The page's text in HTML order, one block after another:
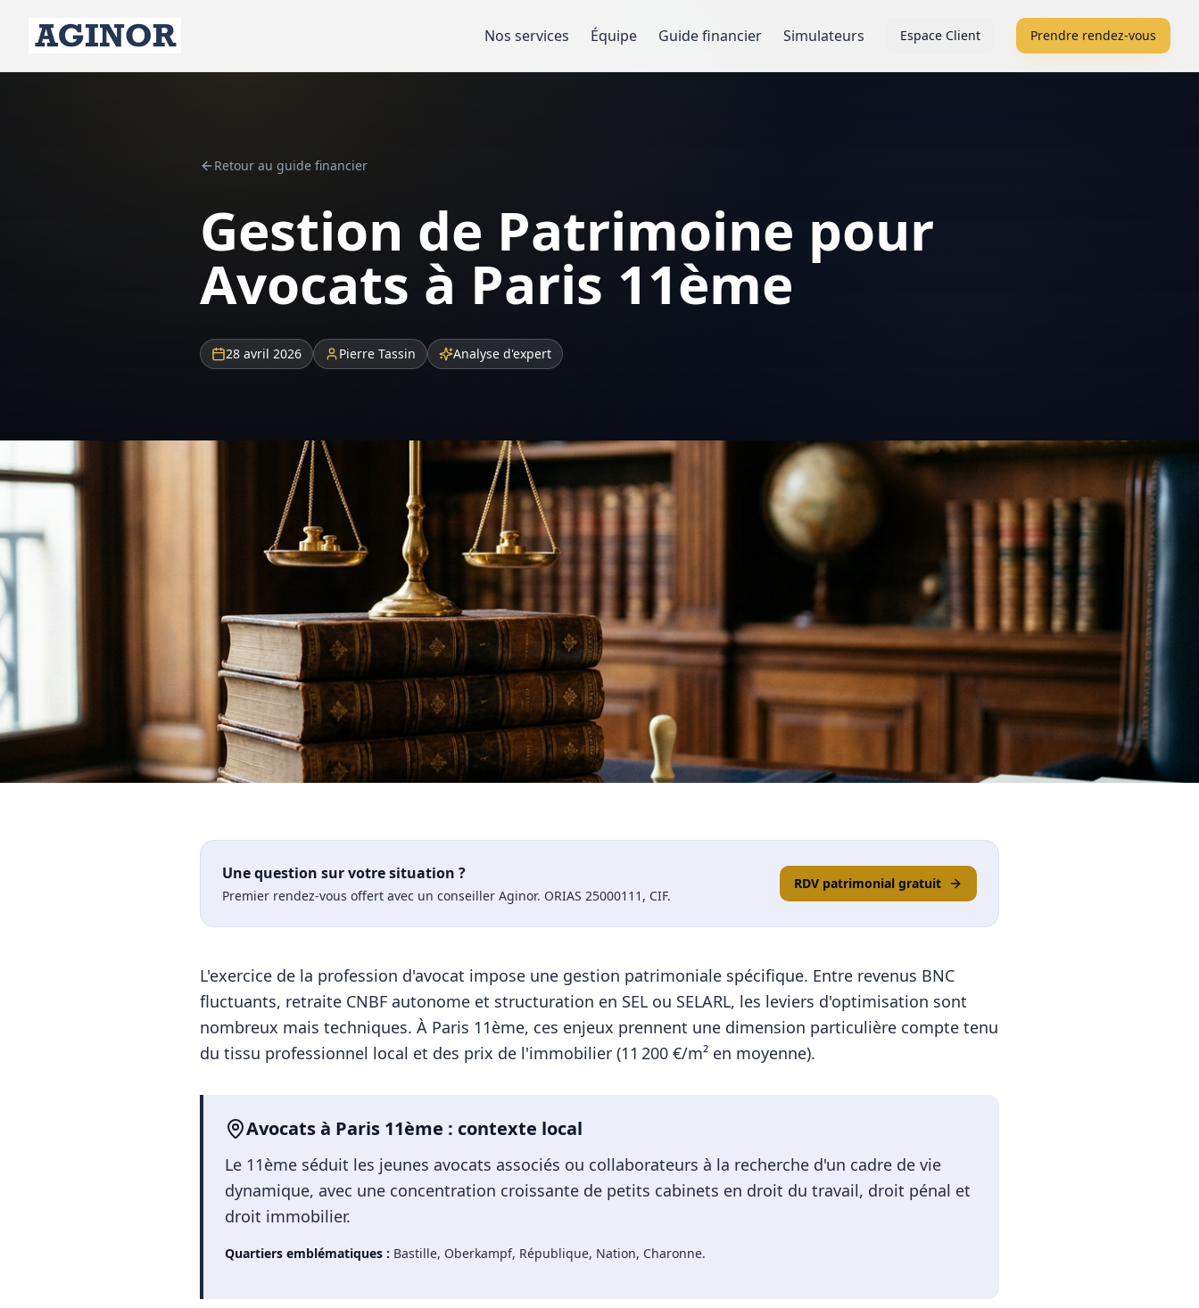
Nos services Équipe Guide financier Simulateurs Espace Client Prendre rendez-vous
Retour au guide financier
Gestion de Patrimoine pour
Avocats à Paris 11ème
28 avril 2026 Pierre Tassin Analyse d'expert
Une question sur votre situation ?
Premier rendez-vous offert avec un conseiller Aginor. ORIAS 25000111, CIF.
RDV patrimonial gratuit
L'exercice de la profession d'avocat impose une gestion patrimoniale spécifique. Entre revenus BNC
fluctuants, retraite CNBF autonome et structuration en SEL ou SELARL, les leviers d'optimisation sont
nombreux mais techniques. À Paris 11ème, ces enjeux prennent une dimension particulière compte tenu
du tissu professionnel local et des prix de l'immobilier (11 200 €/m² en moyenne).
Avocatsà Paris 11ème : contexte local
Le 11ème séduit les jeunes avocats associés ou collaborateurs à la recherche d'un cadre de vie
dynamique, avec une concentration croissante de petits cabinets en droit du travail, droit pénal et
droit immobilier.
Quartiers emblématiques : Bastille, Oberkampf, République, Nation, Charonne.